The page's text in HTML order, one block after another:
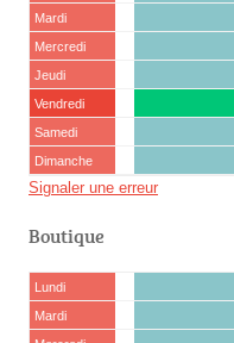
Mardi
Mercredi
Jeudi
Vendredi
Samedi
Dimanche
Signaler une erreur
Boutique
Lundi
Mardi